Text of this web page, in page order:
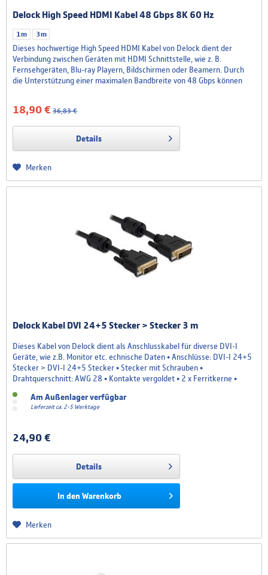
Delock High Speed HDMI Kabel 48 Gbps 8K 60 Hz
1m 3m
Dieses hochwertige High Speed HDMI Kabel von Delock dient der
Verbindung zwischen Geräten mit HDMI Schnittstelle, wie z. B.
Fernsehgeräten, Blu-ray Playern, Bildschirmen oder Beamern. Durch
die Unterstützung einer maximalen Bandbreite von 48 Gbps können
18,90 € 36,83 €
Details
Merken
Delock Kabel DVI 24+5 Stecker > Stecker 3 m
Dieses Kabel von Delock dient als Anschlusskabel für diverse DVI-I
Geräte, wie z.B. Monitor etc. echnische Daten • Anschlüsse: DVI-I 24+5
Stecker > DVI-I 24+5 Stecker • Stecker mit Schrauben •
Drahtquerschnitt: AWG 28 • Kontakte vergoldet • 2 x Ferritkerne •
freie DVI-I Schnittstelle Packungsinhalt • DVI Kabel...
Am Außenlager verfügbar
Lieferzeit ca. 2-5 Werktage
24,90 €
Details
In den Warenkorb
Merken